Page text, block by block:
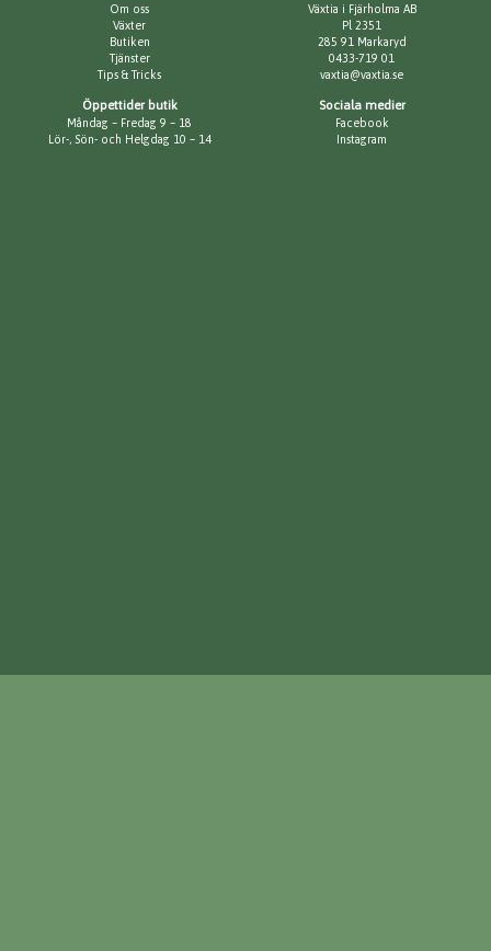
Om oss
Växter
Butiken
Tjänster
Tips & Tricks
Växtia i Fjärholma AB
Pl 2351
285 91 Markaryd
0433-719 01
vaxtia@vaxtia.se
Öppettider butik
Måndag – Fredag 9 – 18
Lör-, Sön- och Helgdag 10 – 14
Sociala medier
Facebook
Instagram